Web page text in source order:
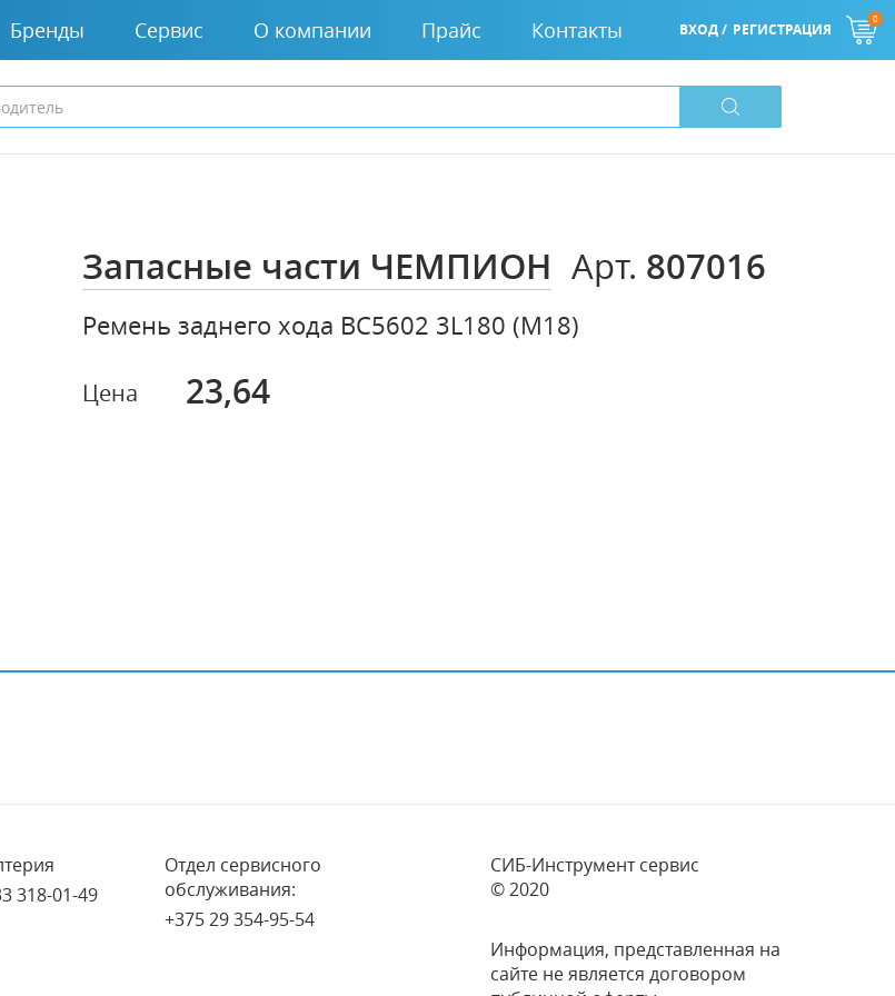
Бренды Сервис О компании Прайс Контакты ВХОД / РЕГИСТРАЦИЯ
0
Запасные части ЧЕМПИОН Арт. 807016
Ремень заднего хода ВС5602 3L180 (М18)
Цена 23,64
318-01-49
Отдел сервисного
обслуживания:
+375 29 354-95-54
СИБ-Инструмент сервис
© 2020
Информация, представленная на
сайте не является договором